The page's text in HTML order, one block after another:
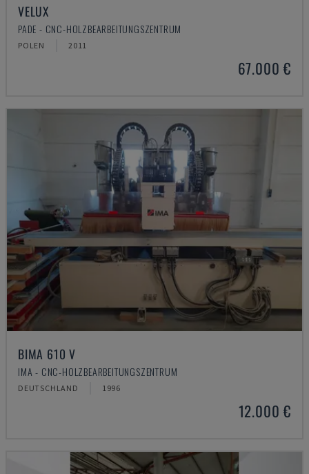
VELUX
PADE - CNC-HOLZBEARBEITUNGSZENTRUM
POLEN 2011
67.000 €
BIMA 610 V
IMA - CNC-HOLZBEARBEITUNGSZENTRUM
DEUTSCHLAND 1996
12.000 €